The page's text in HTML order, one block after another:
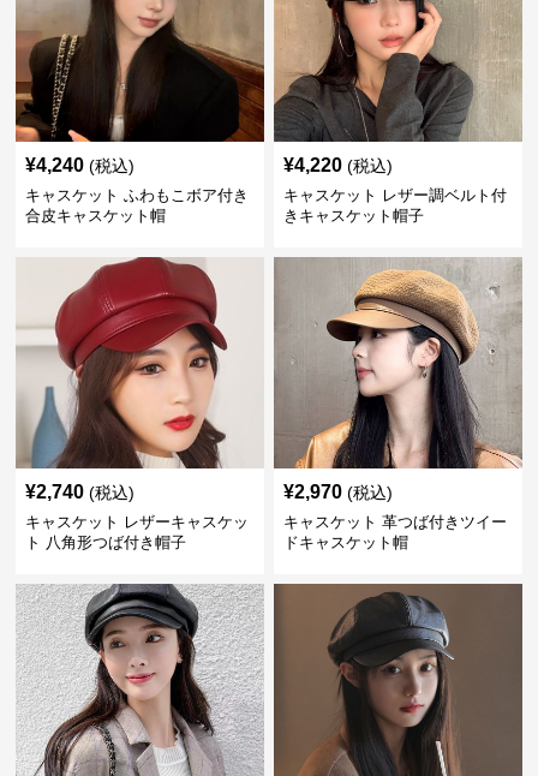
¥4,240 (税込)
キャスケット ふわもこボア付き
合皮キャスケット帽
¥4,220 (税込)
キャスケット レザー調ベルト付
きキャスケット帽子
¥2,740 (税込)
キャスケット レザーキャスケッ
ト 八角形つば付き帽子
¥2,970 (税込)
キャスケット 革つば付きツイー
ドキャスケット帽